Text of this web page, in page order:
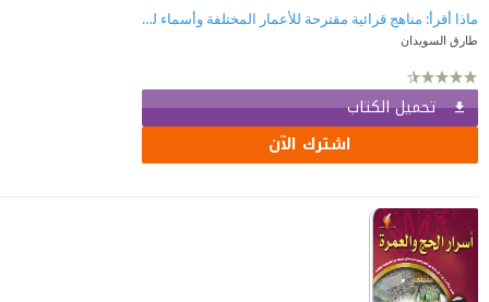
ماذا أقرأ: مناهج قرائية مقترحة للأعمار المختلفة وأسماء لكتب مرشحة في كل المجالات الإنسانية
طارق السويدان
تحميل الكتاب
اشترك الآن